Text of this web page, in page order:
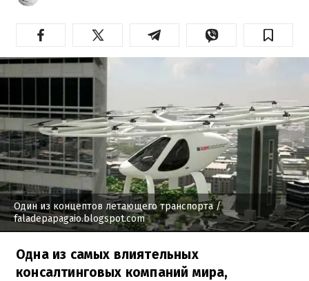
Один из концептов летающего транспорта/
faladepapagaio.blogspot.com
Одна из самых влиятельных
консалтинговых компаний мира,